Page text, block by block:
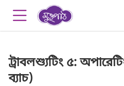
Skip to main content Go
ট্রাবলশ্যুটিং ৫:
ব্যাচ)